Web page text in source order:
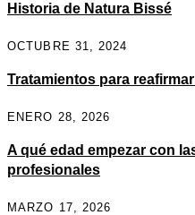
Historia de Natura Bissé
OCTUBRE 31, 2024
Tratamientos para
ENERO 28, 2026
A qué edad empezar con
profesionales
MARZO 17, 2026